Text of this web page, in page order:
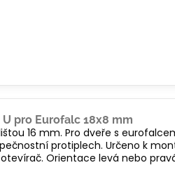
pro Eurofalc 18x8 mm
16 mm. Pro dveře s
protiplech. Určeno k
Orientace levá nebo